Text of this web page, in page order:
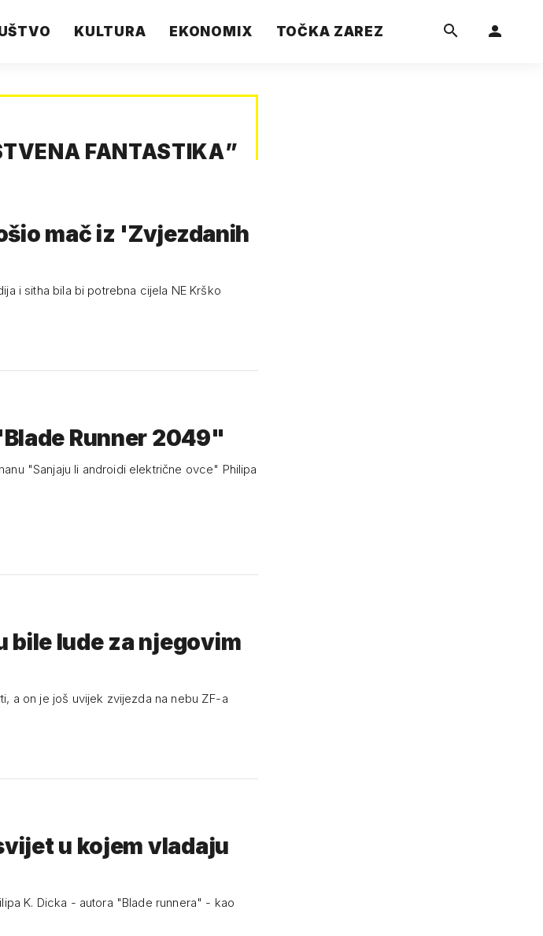
KULTURA EKONOMIX TOČKA ZAREZ
FANTASTIKA”
mač iz 'Zvjezdanih
i sitha bila bi potrebna cijela NE Krško
Runner 2049"
ovce" Philipa
bile lude za njegovim
a on je još uvijek zvijezda na nebu ZF-a
u kojem vladaju
K. Dicka - autora "Blade runnera" - kao